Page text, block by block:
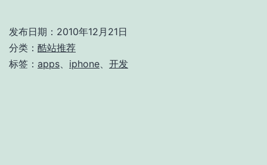
发布日期： 2010年12月21日
分类： 酷站推荐
标签： apps iphone 开发